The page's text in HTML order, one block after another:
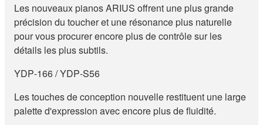
Les nouveaux pianos ARIUS offrent une plus grande
précision du toucher et une résonance plus naturelle
pour vous procurer encore plus de contrôle sur les
détails les plus subtils.
YDP‑166 / YDP‑S56
Les touches de conception nouvelle restituent une large
palette d'expression avec encore plus de fluidité.